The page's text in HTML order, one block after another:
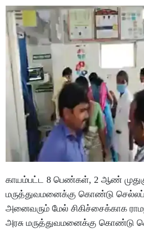
காயம்பட்ட 8 பெண்கள், 2 ஆண்
மருத்துவமனைக்கு கொண்டு
அனைவரும் மேல் சிகிச்சைக்காக
அரசு மருத்துவமனைக்கு கொண்டு